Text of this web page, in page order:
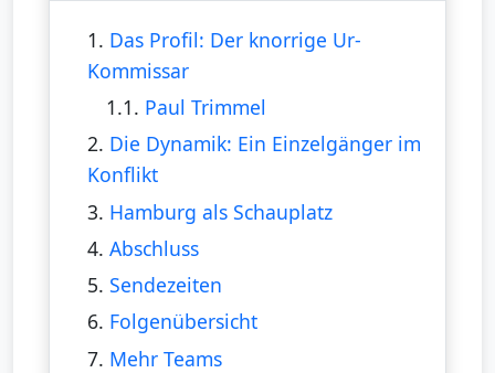
1. Das Profil: Der knorrige Ur-
Kommissar
1.1. Paul Trimmel
2. Die Dynamik: Ein Einzelgänger im
Konflikt
3. Hamburg als Schauplatz
4. Abschluss
5. Sendezeiten
6. Folgenübersicht
7. Mehr Teams